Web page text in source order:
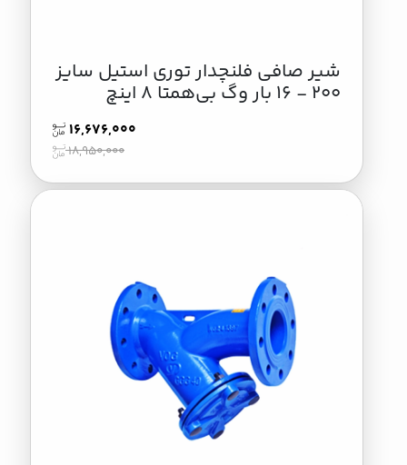
شیر صافی فلنچدار توری استیل سایز
200 - 16 بار وگ بی‌همتا 8 اینچ
16,676,000
18,950,000